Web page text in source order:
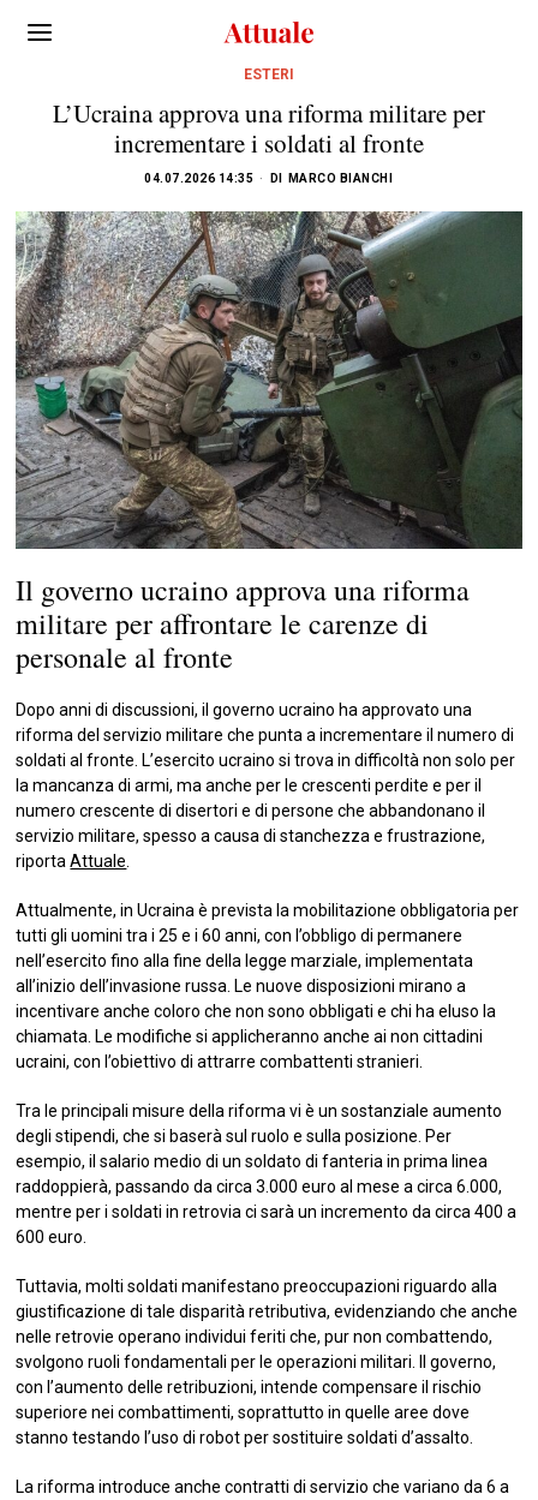
ESTERI
L’Ucraina approva una riforma militare per
incrementare i soldati al fronte
04.07.2026 14:35 DI MARCO BIANCHI
Il governo ucraino approva una riforma
militare per affrontare le carenze di
personale al fronte
Dopo anni di discussioni, il governo ucraino ha approvato una
riforma del servizio militare che punta a incrementare il numero di
soldati al fronte. L’esercito ucraino si trova in difficoltà non solo per
la mancanza di armi, ma anche per le crescenti perdite e per il
numero crescente di disertori e di persone che abbandonano il
servizio militare, spesso a causa di stanchezza e frustrazione,
riportaAttuale
Attualmente, in Ucraina è prevista la mobilitazione obbligatoria per
tutti gli uomini tra i 25 e i 60 anni, con l’obbligo di permanere
nell’esercito fino alla fine della legge marziale, implementata
all’inizio dell’invasione russa. Le nuove disposizioni mirano a
incentivare anche coloro che non sono obbligati e chi ha eluso la
chiamata. Le modifiche si applicheranno anche ai non cittadini
ucraini, con l’obiettivo di attrarre combattenti stranieri.
Tra le principali misure della riforma vi è un sostanziale aumento
degli stipendi, che si baserà sul ruolo e sulla posizione. Per
esempio, il salario medio di un soldato di fanteria in prima linea
raddoppierà, passando da circa 3.000 euro al mese a circa 6.000,
mentre per i soldati in retrovia ci sarà un incremento da circa 400 a
600 euro.
Tuttavia, molti soldati manifestano preoccupazioni riguardo alla
giustificazione di tale disparità retributiva, evidenziando che anche
nelle retrovie operano individui feriti che, pur non combattendo,
svolgono ruoli fondamentali per le operazioni militari. Il governo,
con l’aumento delle retribuzioni, intende compensare il rischio
superiore nei combattimenti, soprattutto in quelle aree dove
stanno testando l’uso di robot per sostituire soldati d’assalto.
La riforma introduce anche contratti di servizio che variano da 6 a